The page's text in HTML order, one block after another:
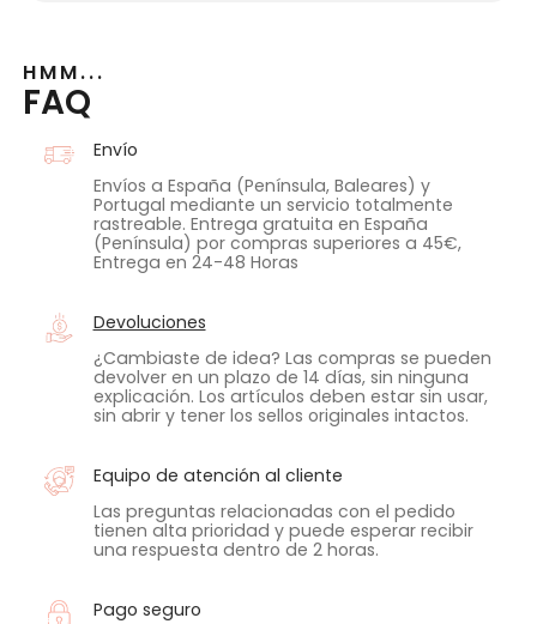
HMM...
FAQ
Envío
Envíos a España (Península, Baleares) y
Portugal mediante un servicio totalmente
rastreable. Entrega gratuita en España
(Península) por compras superiores a 45€,
Entrega en 24-48 Horas
Devoluciones
¿Cambiaste de idea? Las compras se pueden
devolver en un plazo de 14 días, sin ninguna
explicación. Los artículos deben estar sin usar,
sin abrir y tener los sellos originales intactos.
Equipo de atención al cliente
Las preguntas relacionadas con el pedido
tienen alta prioridad y puede esperar recibir
una respuesta dentro de 2 horas.
Pago seguro